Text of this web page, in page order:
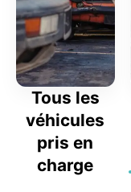
Tous les
véhicules
pris en
charge